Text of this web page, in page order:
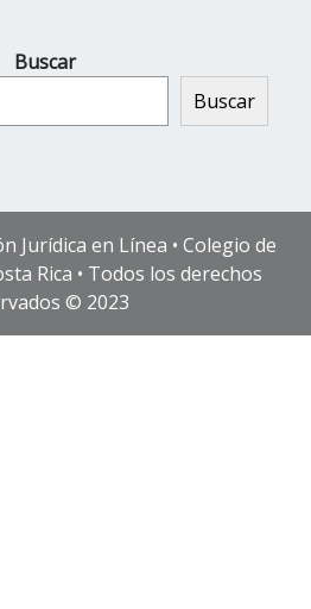
Buscar
Buscar
Jurídica en Línea • Colegio de
Rica • Todos los derechos
© 2023